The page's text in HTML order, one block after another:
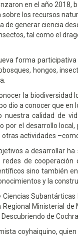
en el año 2018,
sobre los recursos
de generar ciencia
tal como el
forma
hongos,
la
dio a conocer que
nuestra calidad de
por el desarrollo
actividades
a desarrollar
de cooperación
sino también
y la
Ciencias
Ministerial
de
coyhaiquino,